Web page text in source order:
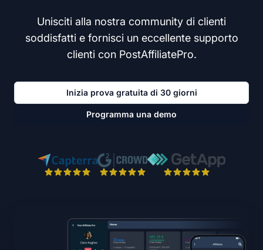
Unisciti alla nostra community di clienti
soddisfatti e fornisci un eccellente supporto
clienti con PostAffiliatePro.
Inizia prova gratuita di 30 giorni
Programma una demo